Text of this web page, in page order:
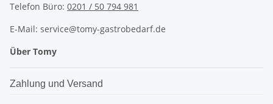
Telefon Büro: 0201 / 50 794 981
E-Mail: service@tomy-gastrobedarf.de
Über Tomy
Zahlung und Versand